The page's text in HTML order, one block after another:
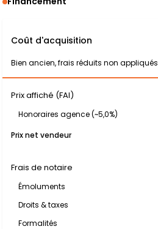
Coût d'acquisition
Bien ancien, frais réduits non appliqués
Prix affiché (FAI)
Honoraires agence (~5,0%)
Prix net vendeur
Frais de notaire
Émoluments
Droits & taxes
Formalités